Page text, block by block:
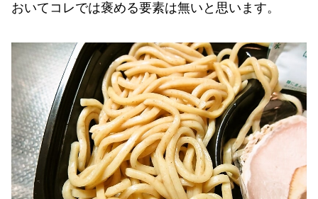
おいてコレでは褒める要素は無いと思います。